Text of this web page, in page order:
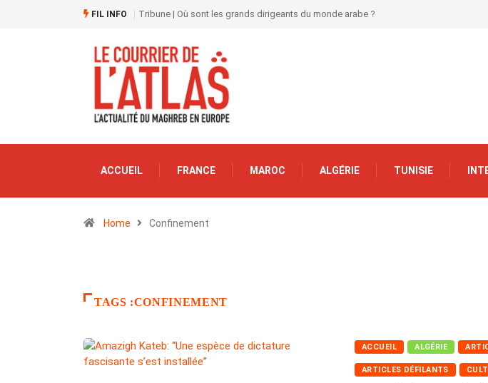
FIL INFO Tribune | Où sont les grands dirigeants du monde arabe ?
ACCUEIL FRANCE MAROC ALGÉRIE TUNISIE
Home Confinement
TAGS :CONFINEMENT
ACCUEIL ALGÉRIE
ARTICLES DÉFILANTS